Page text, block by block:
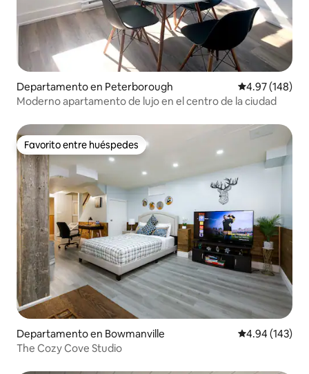
Departamento en Peterborough Calificación
4.97 (148)
Moderno apartamento de lujo en el centro de la ciudad
Favorito entre huéspedes
Favorito entre huéspedes
Departamento en Bowmanville Calificación
4.94 (143)
The Cozy Cove Studio